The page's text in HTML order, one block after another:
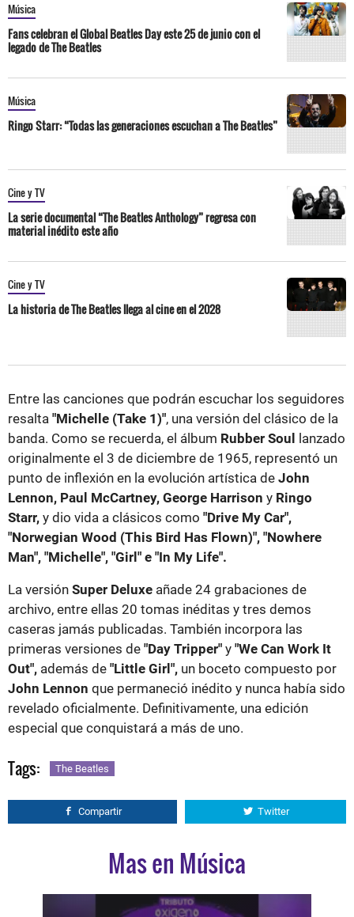
Música
Fans celebran el Global Beatles Day este 25 de junio con el
legado de The Beatles
Música
Ringo Starr: “Todas las generaciones escuchan a The Beatles”
Cine y TV
La serie documental “The Beatles Anthology” regresa con
material inédito este año
Cine y TV
La historia de The Beatles llega al cine en el 2028
Entre las canciones que podrán escuchar los seguidores
resalta "Michelle (Take 1)", una versión del clásico de la
banda. Como se recuerda, el álbum Rubber Soul
lanzado
originalmente el 3 de diciembre de 1965, representó un
punto de inflexión en la evolución artística de John
Lennon, Paul McCartney, George Harrison y Ringo
Starr, y dio vida a clásicos como "Drive My Car",
"Norwegian Wood (This Bird Has Flown)", "Nowhere
Man", "Michelle", "Girl" e "In My Life".
La versión Super Deluxe añade 24 grabaciones de
archivo, entre ellas 20 tomas inéditas y tres demos
caseras jamás publicadas. También incorpora las
primeras versiones de "Day Tripper" y "We Can Work It
Out", además de "Little Girl", un boceto compuesto por
John Lennon que permaneció inédito y nunca había sido
revelado oficialmente. Definitivamente, una edición
especial que conquistará a más de uno.
Tags: The Beatles
Compartir Twitter
Mas en Música